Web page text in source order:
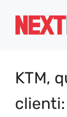
KTM,